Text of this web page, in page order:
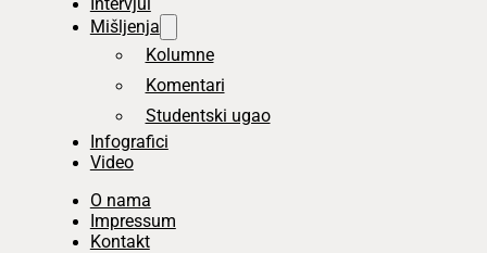
Intervjui
Mišljenja
Kolumne
Komentari
Studentski ugao
Infografici
Video
O nama
Impressum
Kontakt